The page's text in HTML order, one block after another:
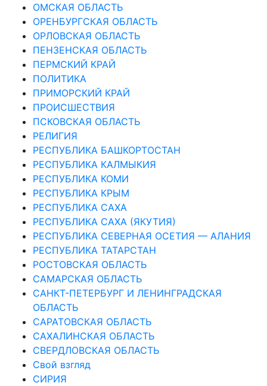
ОМСКАЯ ОБЛАСТЬ
ОРЕНБУРГСКАЯ ОБЛАСТЬ
ОРЛОВСКАЯ ОБЛАСТЬ
ПЕНЗЕНСКАЯ ОБЛАСТЬ
ПЕРМСКИЙ КРАЙ
ПОЛИТИКА
ПРИМОРСКИЙ КРАЙ
ПРОИСШЕСТВИЯ
ПСКОВСКАЯ ОБЛАСТЬ
РЕЛИГИЯ
РЕСПУБЛИКА БАШКОРТОСТАН
РЕСПУБЛИКА КАЛМЫКИЯ
РЕСПУБЛИКА КОМИ
РЕСПУБЛИКА КРЫМ
РЕСПУБЛИКА САХА
РЕСПУБЛИКА САХА (ЯКУТИЯ)
РЕСПУБЛИКА СЕВЕРНАЯ ОСЕТИЯ — АЛАНИЯ
РЕСПУБЛИКА ТАТАРСТАН
РОСТОВСКАЯ ОБЛАСТЬ
САМАРСКАЯ ОБЛАСТЬ
САНКТ-ПЕТЕРБУРГ И ЛЕНИНГРАДСКАЯ
ОБЛАСТЬ
САРАТОВСКАЯ ОБЛАСТЬ
САХАЛИНСКАЯ ОБЛАСТЬ
СВЕРДЛОВСКАЯ ОБЛАСТЬ
Свой взгляд
СИРИЯ